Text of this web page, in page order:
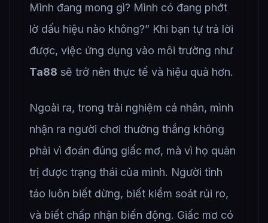
Mình đang mong gì? Mình có đang phớt
lờ dấu hiệu nào không?” Khi bạn tự trả lời
được, việc ứng dụng vào môi trường như
Ta88 sẽ trở nên thực tế và hiệu quả hơn.
Ngoài ra, trong trải nghiệm cá nhân, mình
nhận ra người chơi thường thắng không
phải vì đoán đúng giấc mơ, mà vì họ quản
trị được trạng thái của mình. Người tỉnh
táo luôn biết dừng, biết kiểm soát rủi ro,
và biết chấp nhận biến động. Giấc mơ có